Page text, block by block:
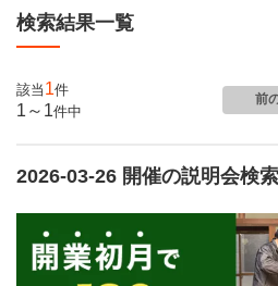
業種
代理店業
飲食・菓子業
サービス業
無店舗系
開業資金
101万円～300万円
501万円～1000万円
北海道
甲信越・北陸
ランキング
総合ランキング
介護
説明会
検索結果一覧
該当 1件
1～1件中
前
2026-03-26 開催の説明会検